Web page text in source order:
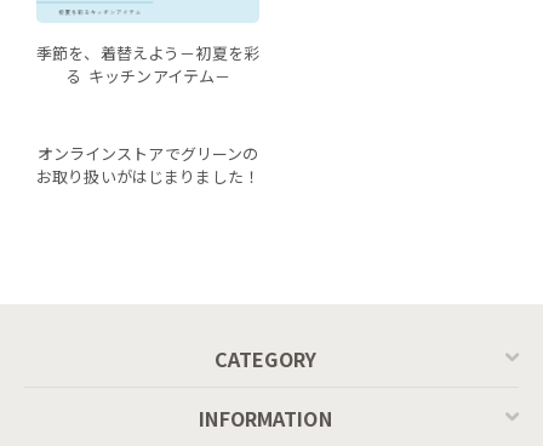
季節を、着替えよう－初夏を彩
る キッチンアイテム－
オンラインストアでグリーンの
お取り扱いがはじまりました！
CATEGORY
INFORMATION